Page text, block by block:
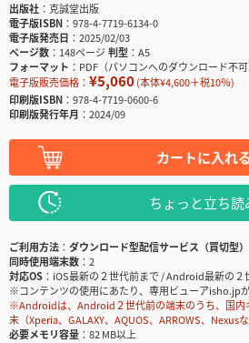
出版社
克誠堂出版
電子版ISBN
978-4-7719-6134-0
電子版発売日
2025/02/03
ページ数
148ページ判型
A5
フォーマット
PDF（パソコンへのダウンロード不可
電子版販売価格： ¥5,060(本体¥4,600＋税10％)
印刷版ISBN
978-4-7719-0600-6
印刷版発行年月
2024/09
カートに入れる
ちょっと立ち読
ご利用方法
ダウンロード型配信サービス（買切型）
同時使用端末数
2
対応OS
iOS最新の２世代前まで / Android最新の２
※コンテンツの使用にあたり、専用ビューアisho.jp
※Androidは、Android２世代前の端末のうち、国内
末（Xperia、GALAXY、AQUOS、ARROWS、Nexus
必要メモリ容量
82 MB以上